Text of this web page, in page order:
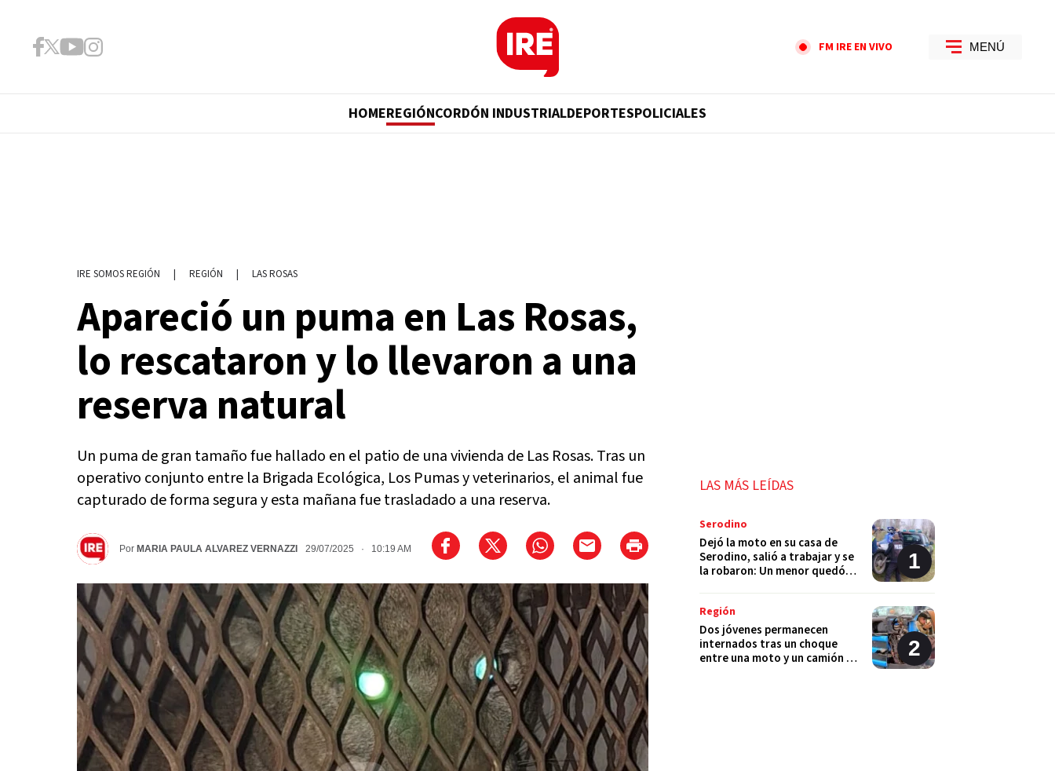
FM IRE EN VIVO MENÚ
HOMEREGIÓNCORDÓN INDUSTRIALDEPORTESPOLICIALES
IRE SOMOS REGIÓN | REGIÓN | LAS ROSAS
Apareció un puma en Las Rosas,
lo rescataron y lo llevaron a una
reserva natural
Un puma de gran tamaño fue hallado en el patio de una vivienda de Las Rosas. Tras un
operativo conjunto entre la Brigada Ecológica, Los Pumas y veterinarios, el animal fue
capturado de forma segura y esta mañana fue trasladado a una reserva.
Por MARIA PAULA ALVAREZ VERNAZZI 29/07/2025 · 10:19 AM
LAS MÁS LEÍDAS
Serodino
Dejó la moto en su casa de
Serodino, salió a trabajar y se
la robaron: Un menor quedó
Región
Dos jóvenes permanecen
internados tras un choque
entre una moto y un camión en